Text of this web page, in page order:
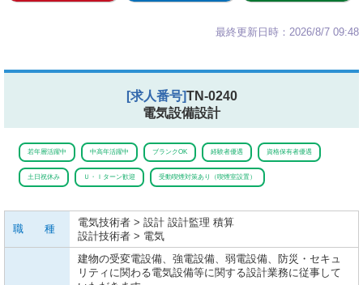
最終更新日時：2026/8/7 09:48
[求人番号]TN-0240
電気設備設計
若年層活躍中 中高年活躍中 ブランクOK 経験者優遇 資格保有者優遇
土日祝休み Ｕ・Ｉターン歓迎 受動喫煙対策あり（喫煙室設置）
職 種
電気技術者 > 設計 設計監理 積算
設計技術者 > 電気
建物の受変電設備、強電設備、弱電設備、防災・セキュ
リティに関わる電気設備等に関する設計業務に従事して